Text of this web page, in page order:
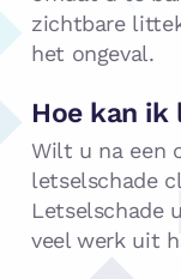
zichtbare
het ongeval.
Hoe kan ik
Wilt u na een
letselschade
Letselschade
veel werk uit